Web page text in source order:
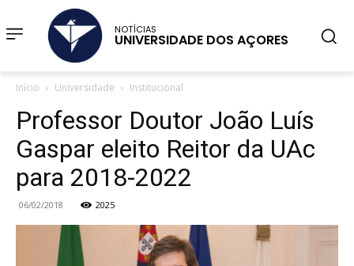
NOTÍCIAS
UNIVERSIDADE DOS AÇORES
Início Universidade Institucional
Professor Doutor João Luís
Gaspar eleito Reitor da UAc
para 2018-2022
06/02/2018 2025